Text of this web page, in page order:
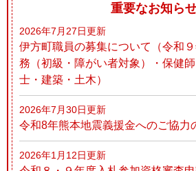
重要なお知ら
2026年7月27日更新
伊方町職員の募集について（令和
務（初級・障がい者対象）・保健
士・建築・土木）
2026年7月30日更新
令和8年熊本地震義援金へのご協力
2026年1月12日更新